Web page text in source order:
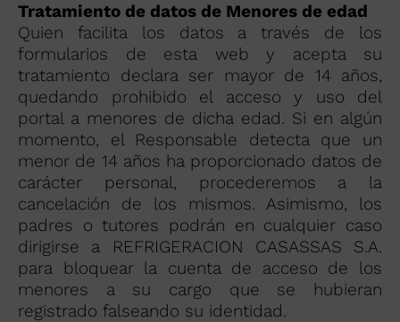
Tratamiento de datos de Menores de edad
Quien facilita los datos a través de los
formularios de esta web y acepta su
tratamiento declara ser mayor de 14 años,
quedando prohibido el acceso y uso del
portal a menores de dicha edad. Si en algún
momento, el Responsable detecta que un
menor de 14 años ha proporcionado datos de
carácter personal, procederemos a la
cancelación de los mismos. Asimismo, los
padres o tutores podrán en cualquier caso
dirigirse a REFRIGERACION CASASSAS S.A.
para bloquear la cuenta de acceso de los
menores a su cargo que se hubieran
registrado falseando su identidad.